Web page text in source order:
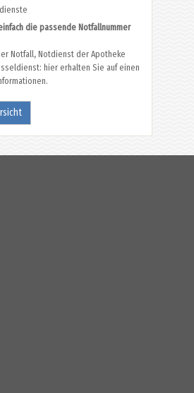
die passende Notfallnummer
Notfall, Notdienst der Apotheke
hier erhalten Sie auf einen